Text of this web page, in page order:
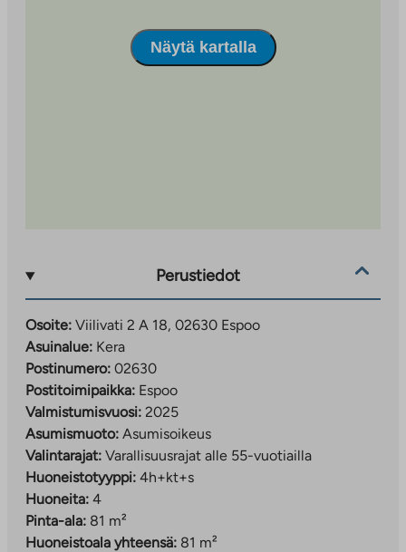
yhteiskäytössä on vehreä sisäpiha oleskelu- ja
leikkialueineen. Läheiseltä Keran juna-asemalta on vain
neljän minuutin junamatka Leppävaaraan ja 20
kuusikerroksessa talossa. Asunnot ovat
valmistuneet marraskuun 2025 lopussa.
Koteja on monenlaisiin elämäntilanteisiin:
asumisoikeusasuntoja kompaktista yksiöstä
neljän huoneen asuntoihin sekä vuokra-asuntoja
kaksioista neliöihin. Yhteisissä tiloissa on
irtainvarastot, saunatilat, talopesulat ja
kuivaushuoneet sekä ulkoilu- ja
lastenvaunuvarastot.
Autopaikanhinta on 20 €/kk (lämpöpistokkeeton).
Pysäköintilaitos rakennetaan myöhemmin.
Kohteessa onDNAn kiinteistölaajakaista
Näytä kartalla
Perustiedot
Osoite: Viilivati 2 A 18, 02630 Espoo
Asuinalue: Kera
Postinumero: 02630
Postitoimipaikka: Espoo
Valmistumisvuosi: 2025
Asumismuoto: Asumisoikeus
Valintarajat: Varallisuusrajat alle 55-vuotiailla
Huoneistotyyppi: 4h+kt+s
Huoneita: 4
Pinta-ala: 81 m²
Huoneistoala yhteensä: 81 m²